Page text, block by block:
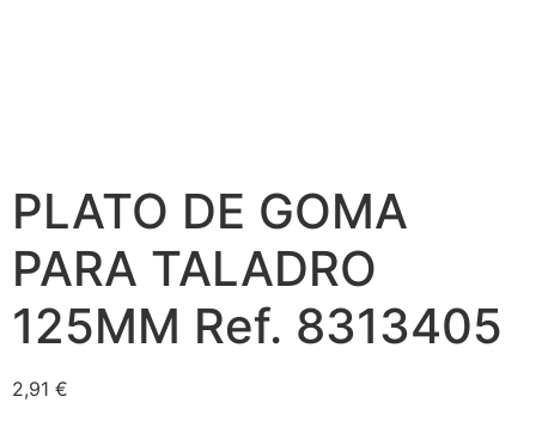
PLATO DE GOMA
PARA TALADRO
125MM Ref. 8313405
2,91 €